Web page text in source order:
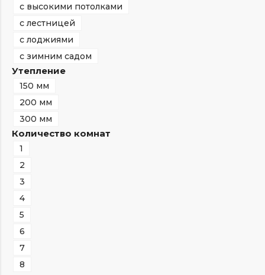
с высокими потолками
с лестницей
с лоджиями
с зимним садом
Утепление
150 мм
200 мм
300 мм
Количество комнат
1
2
3
4
5
6
7
8